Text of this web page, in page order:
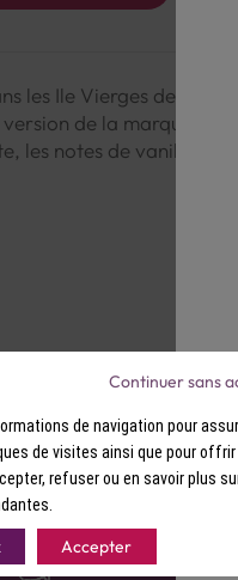
les Ile Vierges des
de la marque. Un
les notes de vanille et
Des cavistes à
de navigation pour
de visites ainsi que pour offrir
refuser ou en savoir plus
Accepter
Continuer sans